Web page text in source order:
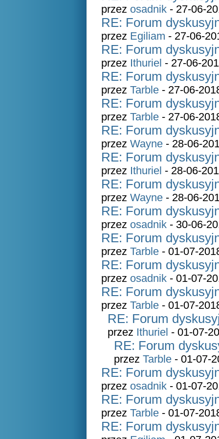
przez osadnik - 27-06-
RE: Forum
przez Egiliam - 27-06-
RE: Forum
przez Ithuriel - 27-06-
RE: Forum
przez Tarble - 27-06-
RE: Forum
przez Tarble - 27-06-
RE: Forum
przez Wayne - 28-06-
RE: Forum
przez Ithuriel - 28-06-
RE: Forum
przez Wayne - 28-06-
RE: Forum
przez osadnik - 30-06-
RE: Forum
przez Tarble - 01-07-
RE: Forum
przez osadnik - 01-07-
RE: Forum
przez Tarble - 01-07-
RE: Forum
przez Ithuriel - 01-07-
RE: Forum
przez Tarble - 01-07-
RE: Forum
przez osadnik - 01-07-
RE: Forum
przez Tarble - 01-07-
RE: Forum